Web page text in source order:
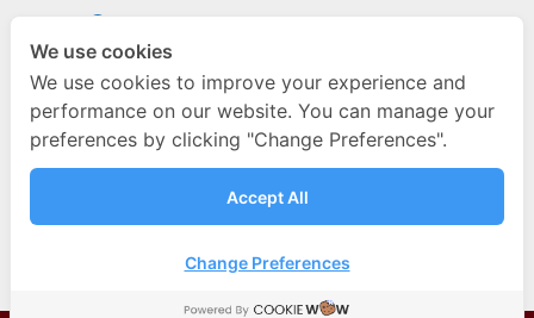
@ignitebyondemand
We use cookies
We use cookies to improve your experience and
performance on our website. You can manage your
preferences by clicking "Change Preferences".
Accept All
Change Preferences